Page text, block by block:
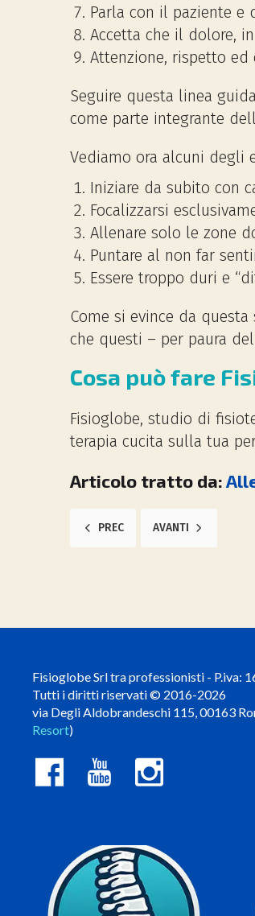
Parla con il paziente
Accetta che il dolore,
Attenzione, rispetto ed
Seguire questa linea
come parte integrante
Vediamo ora alcuni degli
Iniziare da subito con
Focalizzarsi
Allenare solo le zone
Puntare al non far
Essere troppo duri e
Come si evince da
che questi – per paura
Cosa può fare
Fisioglobe, studio di
terapia cucita sulla tua
Articolo tratto da:
ARTICOLO PRECEDENTE: CAVIGLIE
PREC ARTICOLO
AVANTI
Fisioglobe Srl tra professionisti - P.iva:
Tutti i diritti riservati © 2016-2026
via Degli Aldobrandeschi 115, 00163
Resort)